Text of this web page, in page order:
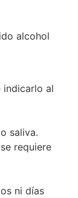
alcohol
indicarlo al
saliva.
requiere
ni días